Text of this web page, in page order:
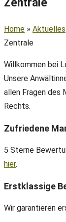
Zentrale
Home » Aktuelles
Zentrale
Willkommen bei
Unsere
allen Fragen des
Rechts.
Zufriedene
5 Sterne
hier.
Erstklassige
Wir garantieren